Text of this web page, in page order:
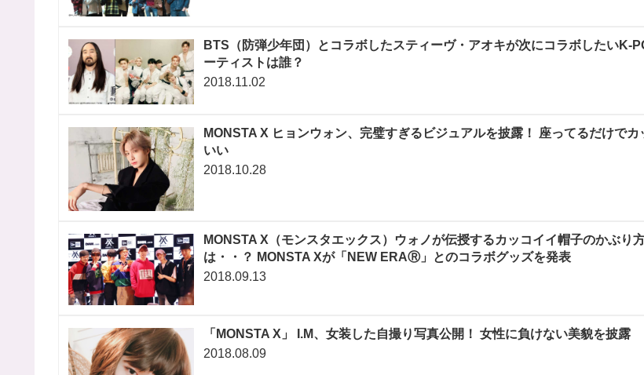
BTS（防弾少年団）とコラボしたスティーヴ・アオキが次にコラボしたいK-
ーティストは誰？
2018.11.02
MONSTA X ヒョンウォン、完璧すぎるビジュアルを披露！ 座ってるだけでカ
いい
2018.10.28
MONSTA X（モンスタエックス）ウォノが伝授するカッコイイ帽子のかぶり
は・・？ MONSTA Xが「NEW ERAⓇ」とのコラボグッズを発表
2018.09.13
「MONSTA X」 I.M、女装した自撮り写真公開！ 女性に負けない美貌を披露
2018.08.09